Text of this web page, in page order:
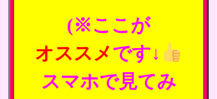
(※ここが
オススメです↓
スマホで見てみ